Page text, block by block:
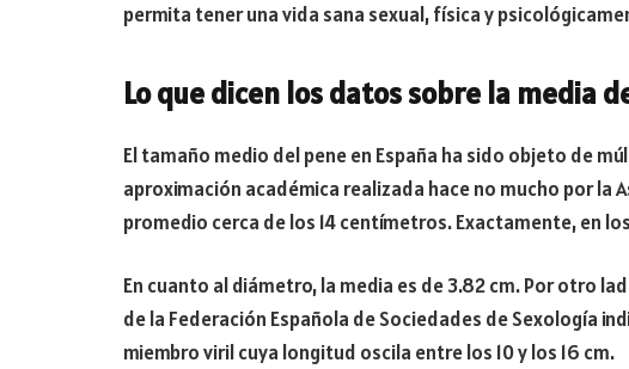
permita tener una vida sana sexual, física y
Lo que dicen los datos sobre la media
El tamaño medio del pene en España ha sido objeto de
aproximación académica realizada hace no mucho por la
promedio cerca de los 14 centímetros. Exactamente, en
En cuanto al diámetro, la media es de 3.82 cm. Por otro
de la Federación Española de Sociedades de Sexología
miembro viril cuya longitud oscila entre los 10 y los 16 cm.